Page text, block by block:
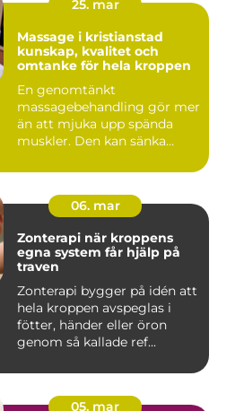
25. mar
Massage i kristianstad
kunskap, kvalitet och
omtanke för hela kroppen
En genomtänkt
massagebehandling gör mer
än att mjuka upp spända
muskler. Den kan sänka
06. mar
Zonterapi när kroppens
egna system får hjälp på
traven
Zonterapi bygger på idén att
hela kroppen avspeglas i
fötter, händer eller öron
genom så kallade ref...
05. mar